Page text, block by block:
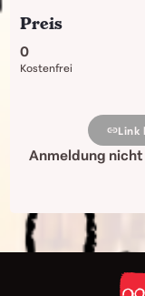
Preis
Kostenfrei
0
Link
Anmeldung